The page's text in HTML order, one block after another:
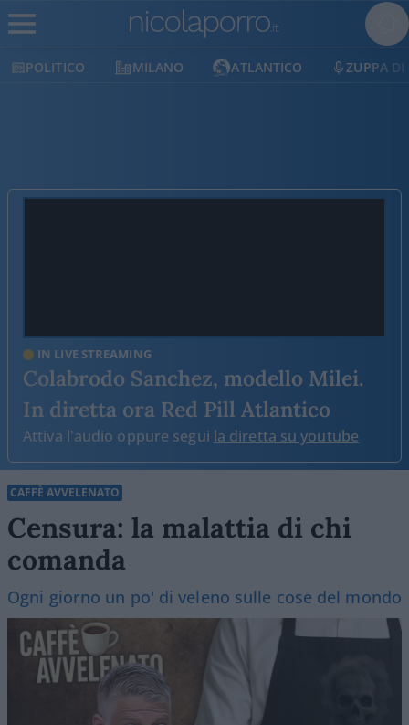
MILANO ATLANTICO ZUPPA DI PORRO
IN LIVE STREAMING
Colabrodo Sanchez, modello Milei.
In diretta ora Red Pill Atlantico
Attiva l'audio oppure segui la diretta su youtube
CAFFÈ AVVELENATO
Censura: la malattia di chi
comanda
Ogni giorno un po' di veleno sulle cose del mondo